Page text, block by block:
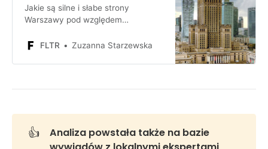
Jakie są silne i słabe strony
Warszawy pod względem
zagrożenia dla firmy lub inwestora
FLTR Zuzanna Starzewska
👍
Analiza powstała także na bazie